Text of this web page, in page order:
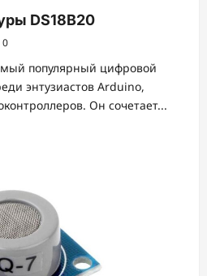
DS18B20
0
популярный цифровой
энтузиастов Arduino,
Он сочетает...